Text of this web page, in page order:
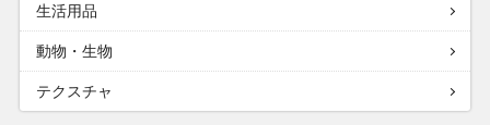
生活用品
動物・生物
テクスチャ